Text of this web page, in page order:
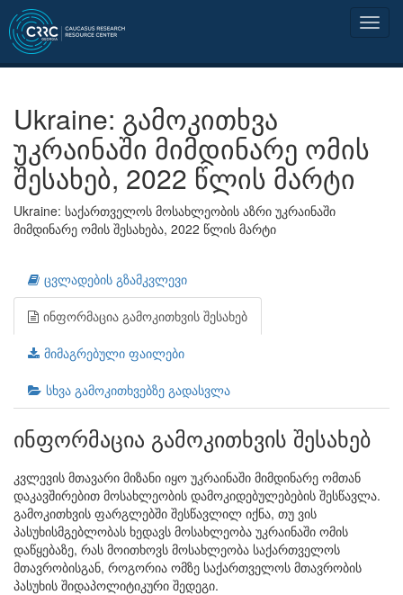
Ukraine: გამოკითხვა
უკრაინაში მიმდინარე ომის
შესახებ, 2022 წლის მარტი
Ukraine: საქართველოს მოსახლეობის აზრი უკრაინაში
მიმდინარე ომის შესახება, 2022 წლის მარტი
ცვლადების გზამკვლევი
ინფორმაცია გამოკითხვის შესახებ
მიმაგრებული ფაილები
სხვა გამოკითხვებზე გადასვლა
ინფორმაცია გამოკითხვის შესახებ
კვლევის მთავარი მიზანი იყო უკრაინაში მიმდინარე ომთან
დაკავშირებით მოსახლეობის დამოკიდებულებების შესწავლა.
გამოკითხვის ფარგლებში შესწავლილ იქნა, თუ ვის
პასუხისმგებლობას ხედავს მოსახლეობა უკრაინაში ომის
დაწყებაზე, რას მოითხოვს მოსახლეობა საქართველოს
მთავრობისგან, როგორია ომზე საქართველოს მთავრობის
პასუხის შიდაპოლიტიკური შედეგი.